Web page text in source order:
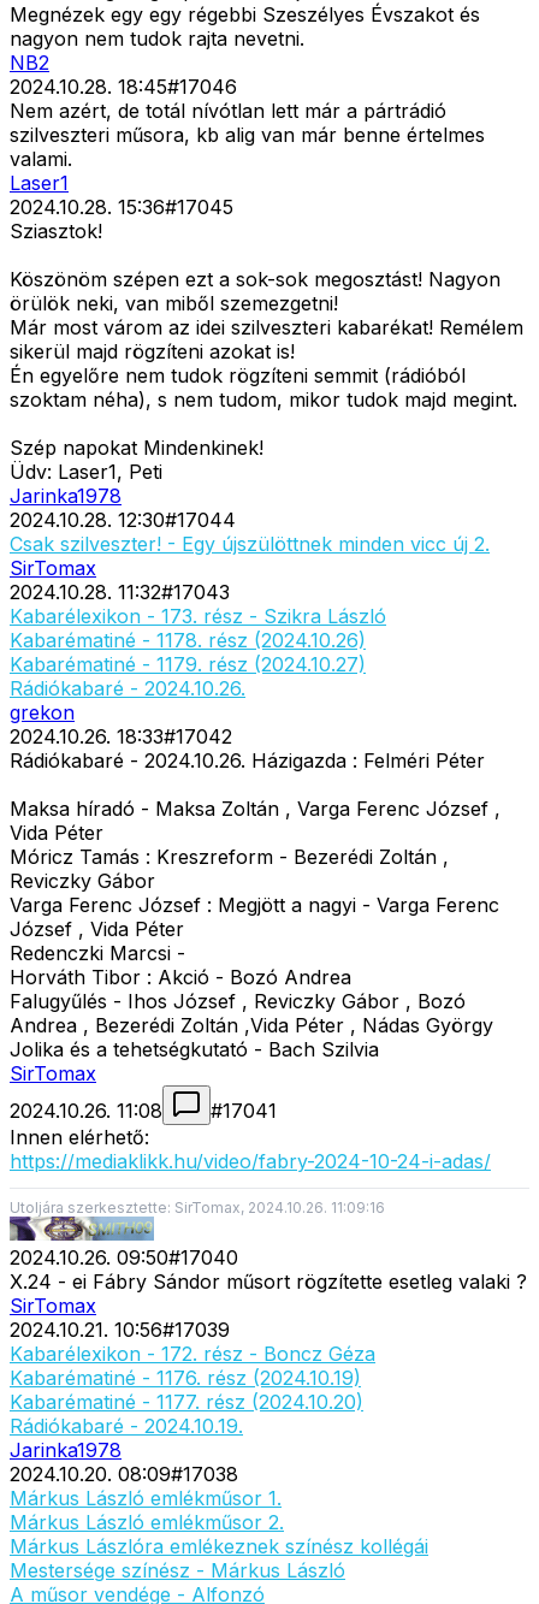
Megnézek egy egy régebbi Szeszélyes Évszakot és
nagyon nem tudok rajta nevetni.
NB2
2024.10.28. 18:45#17046
Nem azért, de totál nívótlan lett már a pártrádió
szilveszteri műsora, kb alig van már benne értelmes
valami.
Laser1
2024.10.28. 15:36#17045
Sziasztok!
Köszönöm szépen ezt a sok-sok megosztást! Nagyon
örülök neki, van miből szemezgetni!
Már most várom az idei szilveszteri kabarékat! Remélem
sikerül majd rögzíteni azokat is!
Én egyelőre nem tudok rögzíteni semmit (rádióból
szoktam néha), s nem tudom, mikor tudok majd megint.
Szép napokat Mindenkinek!
Üdv: Laser1, Peti
Jarinka1978
2024.10.28. 12:30#17044
Csak szilveszter! - Egy újszülöttnek minden vicc új 2.
SirTomax
2024.10.28. 11:32#17043
Kabarélexikon - 173. rész - Szikra László
Kabarématiné - 1178. rész (2024.10.26)
Kabarématiné - 1179. rész (2024.10.27)
Rádiókabaré - 2024.10.26.
grekon
2024.10.26. 18:33#17042
Rádiókabaré - 2024.10.26. Házigazda : Felméri Péter
Maksa híradó - Maksa Zoltán , Varga Ferenc József ,
Vida Péter
Móricz Tamás : Kreszreform - Bezerédi Zoltán ,
Reviczky Gábor
Varga Ferenc József : Megjött a nagyi - Varga Ferenc
József , Vida Péter
Redenczki Marcsi -
Horváth Tibor : Akció - Bozó Andrea
Falugyűlés - Ihos József , Reviczky Gábor , Bozó
Andrea , Bezerédi Zoltán ,Vida Péter , Nádas György
Jolika és a tehetségkutató - Bach Szilvia
SirTomax
2024.10.26. 11:08
#17041
Innen elérhető:
https://mediaklikk.hu/video/fabry-2024-10-24-i-adas/
Utoljára szerkesztette: SirTomax, 2024.10.26. 11:09:16
2024.10.26. 09:50#17040
X.24 - ei Fábry Sándor műsort rögzítette esetleg valaki ?
SirTomax
2024.10.21. 10:56#17039
Kabarélexikon - 172. rész - Boncz Géza
Kabarématiné - 1176. rész (2024.10.19)
Kabarématiné - 1177. rész (2024.10.20)
Rádiókabaré - 2024.10.19.
Jarinka1978
2024.10.20. 08:09#17038
Márkus László emlékműsor 1.
Márkus László emlékműsor 2.
Márkus Lászlóra emlékeznek színész kollégái
Mestersége színész - Márkus László
A műsor vendége - Alfonzó